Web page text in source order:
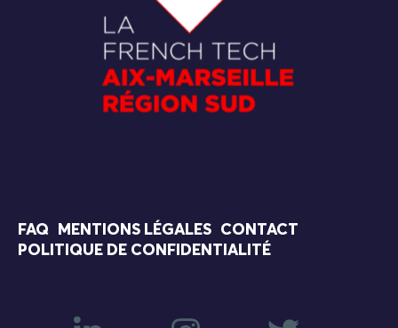
FAQ MENTIONS LÉGALES
CONTACT
POLITIQUE DE CONFIDENTIALITÉ